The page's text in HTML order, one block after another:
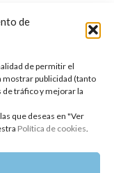
de
de permitir el
mostrar publicidad (tanto
tráfico y mejorar la
que deseas en "Ver
Política de cookies.
de cookies